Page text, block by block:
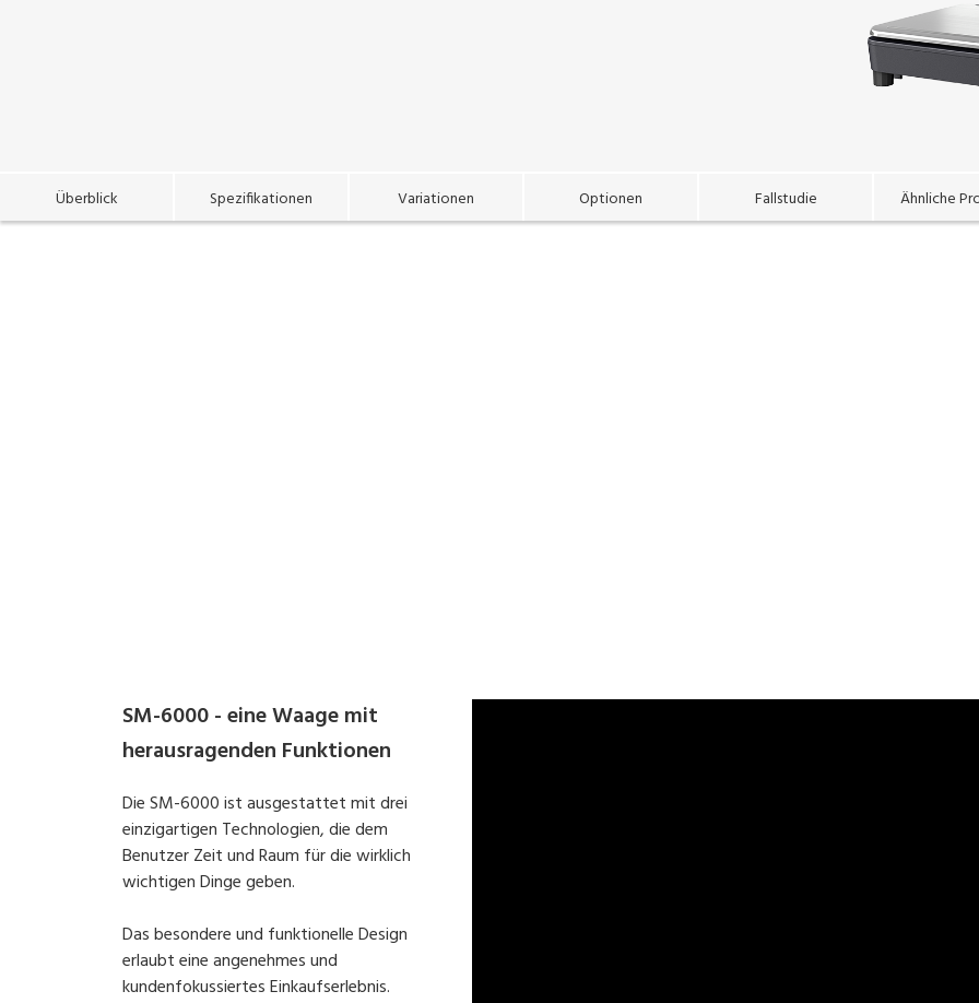
Überblick Spezifikationen Variationen Optionen Fallstudie Ähnliche
SM-6000 - eine Waage mit
herausragenden Funktionen
Die SM-6000 ist ausgestattet mit drei
einzigartigen Technologien, die dem
Benutzer Zeit und Raum für die wirklich
wichtigen Dinge geben.
Das besondere und funktionelle Design
erlaubt eine angenehmes und
kundenfokussiertes Einkaufserlebnis.